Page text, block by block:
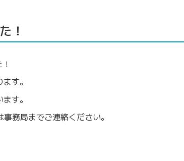
！
す。
す。
務局までご連絡ください。